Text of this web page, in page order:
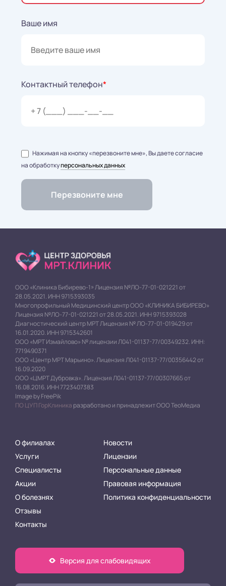
Ваше имя
Контактный телефон*
Нажимая на кнопку «перезвоните мне», Вы даете согласие
на обработкуперсональных данных
ООО «Клиника Бибирево-1» Лицензия №ЛО-77-01-021221 от
28.05.2021. ИНН 9715393035
Многопрофильный Медицинский центр ООО «КЛИНИКА БИБИРЕВО»
Лицензия №ЛО-77-01-021221 от 28.05.2021. ИНН 9715393028
Диагностический центр МРТ Лицензия № ЛО-77-01-019429 от
16.01.2020. ИНН 9715342601
ООО «МРТ Измайлово» № лицензии Л041-01137-77/00349232. ИНН:
7719490371
ООО «Центр МРТ Марьино». Лицензия Л041-01137-77/00356442 от
16.09.2020
ООО «ЦМРТ Дубровка». Лицензия Л041-01137-77/00307665 от
16.08.2016. ИНН 7723407383
Image by FreePik
ПО ЦУП ГорКлиника разработано и принадлежит ООО ТеоМедиа
О филиалах
Услуги
Специалисты
Акции
О болезнях
Отзывы
Контакты
Новости
Лицензии
Персональные данные
Правовая информация
Политика конфиденциальности
Версия для слабовидящих